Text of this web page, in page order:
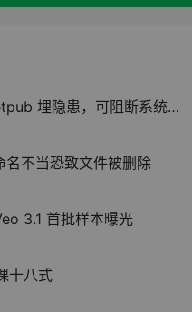
患，可阻断系统安装后续更新
不当恐致文件被删除
3.1 首批样本曝光
十八式